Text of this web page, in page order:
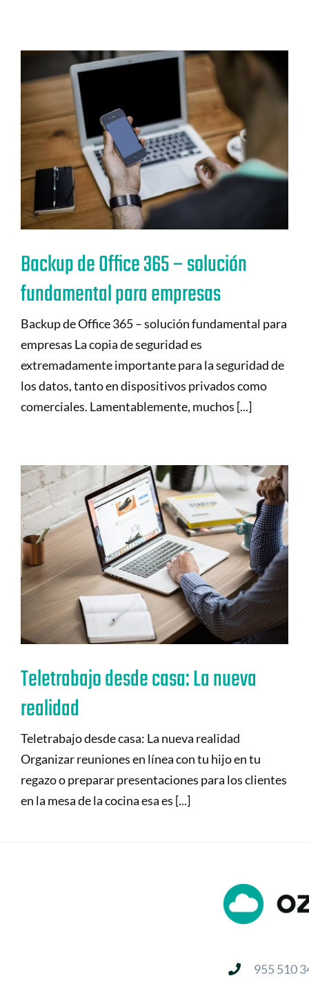
Backup de Office 365 – solución
fundamental para empresas
Backup de Office 365 – solución fundamental para
empresas La copia de seguridad es
extremadamente importante para la seguridad de
los datos, tanto en dispositivos privados como
comerciales. Lamentablemente, muchos [...]
Teletrabajo desde casa: La nueva
realidad
Teletrabajo desde casa: La nueva realidad
Organizar reuniones en línea con tu hijo en tu
regazo o preparar presentaciones para los clientes
en la mesa de la cocina esa es [...]
955 510